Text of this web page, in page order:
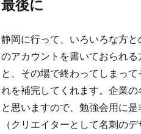
最後に
静岡に行って、いろいろな方
のアカウントを書いておられ
と、その場で終わってしまっ
れを補完してくれます。企業
と思いますので、勉強会用に
（クリエイターとして名刺の